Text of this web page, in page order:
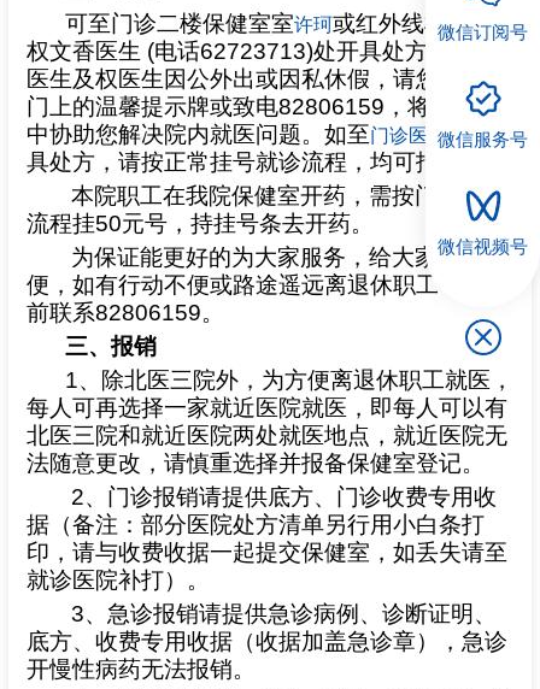
可至门诊二楼保健室室许珂或红外线检查室
权文香医生 (电话62723713)处开具处方。如许
医生及权医生因公外出或因私休假，请您们留意
门上的温馨提示牌或致电82806159 ，将在电话
中协助您解决院内就医问题。如至门诊医生处开
具处方，请按正常挂号就诊流程，均可报销。
本院职工在我院保健室开药，需按门诊就诊
流程挂50元号，持挂号条去开药。
为保证能更好的为大家服务，给大家提供方
便，如有行动不便或路途遥远离退休职工，请提
前联系82806159。
三、报销
1、除北医三院外，为方便离退休职工就医，
每人可再选择一家就近医院就医，即每人可以有
北医三院和就近医院两处就医地点，就近医院无
法随意更改，请慎重选择并报备保健室登记。
2、门诊报销请提供底方、门诊收费专用收
据（备注：部分医院处方清单另行用小白条打
印，请与收费收据一起提交保健室，如丢失请至
就诊医院补打）。
3、急诊报销请提供急诊病例、诊断证明、
底方、收费专用收据（收据加盖急诊章），急诊
开慢性病药无法报销。
微信订阅号
微信服务号
微信视频号